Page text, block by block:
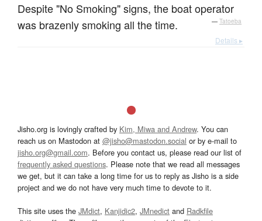
Despite "No Smoking" signs, the boat operator
was brazenly smoking all the time.
— Tatoeba
Details ▸
Jisho.org is lovingly crafted by Kim, Miwa and Andrew. You can
reach us on Mastodon at @jisho@mastodon.social or by e-mail to
jisho.org@gmail.com. Before you contact us, please read our list of
frequently asked questions. Please note that we read all messages
we get, but it can take a long time for us to reply as Jisho is a side
project and we do not have very much time to devote to it.
This site uses the JMdict, Kanjidic2, JMnedict and Radkfile